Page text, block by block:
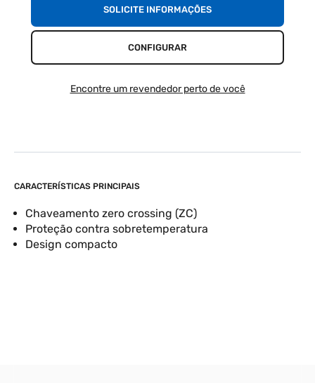
CARACTERÍSTICAS PRINCIPAIS
Chaveamento zero crossing (ZC)
Proteção contra sobretemperatura
Design compacto
SOLICITE INFORMAÇÕES
CONFIGURAR
Encontre um revendedor perto de você